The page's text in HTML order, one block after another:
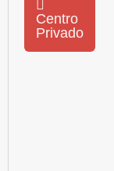
Centro
Privado